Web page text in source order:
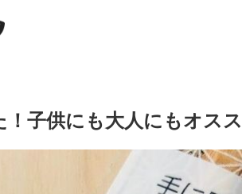
！子供にも大人にもオス